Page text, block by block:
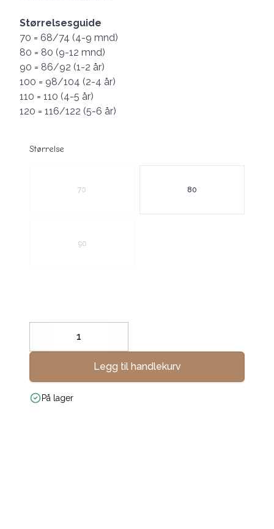
Størrelsesguide
70 = 68/74 (4-9 mnd)
80 = 80 (9-12 mnd)
90 = 86/92 (1-2 år)
100 = 98/104 (2-4 år)
110 = 110 (4-5 år)
120 = 116/122 (5-6 år)
Størrelse
70 80
90
Decrease
Legg til handlekurv
På lager